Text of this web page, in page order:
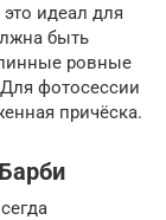
идеал для
быть
ровные
фотосессии
причёска.